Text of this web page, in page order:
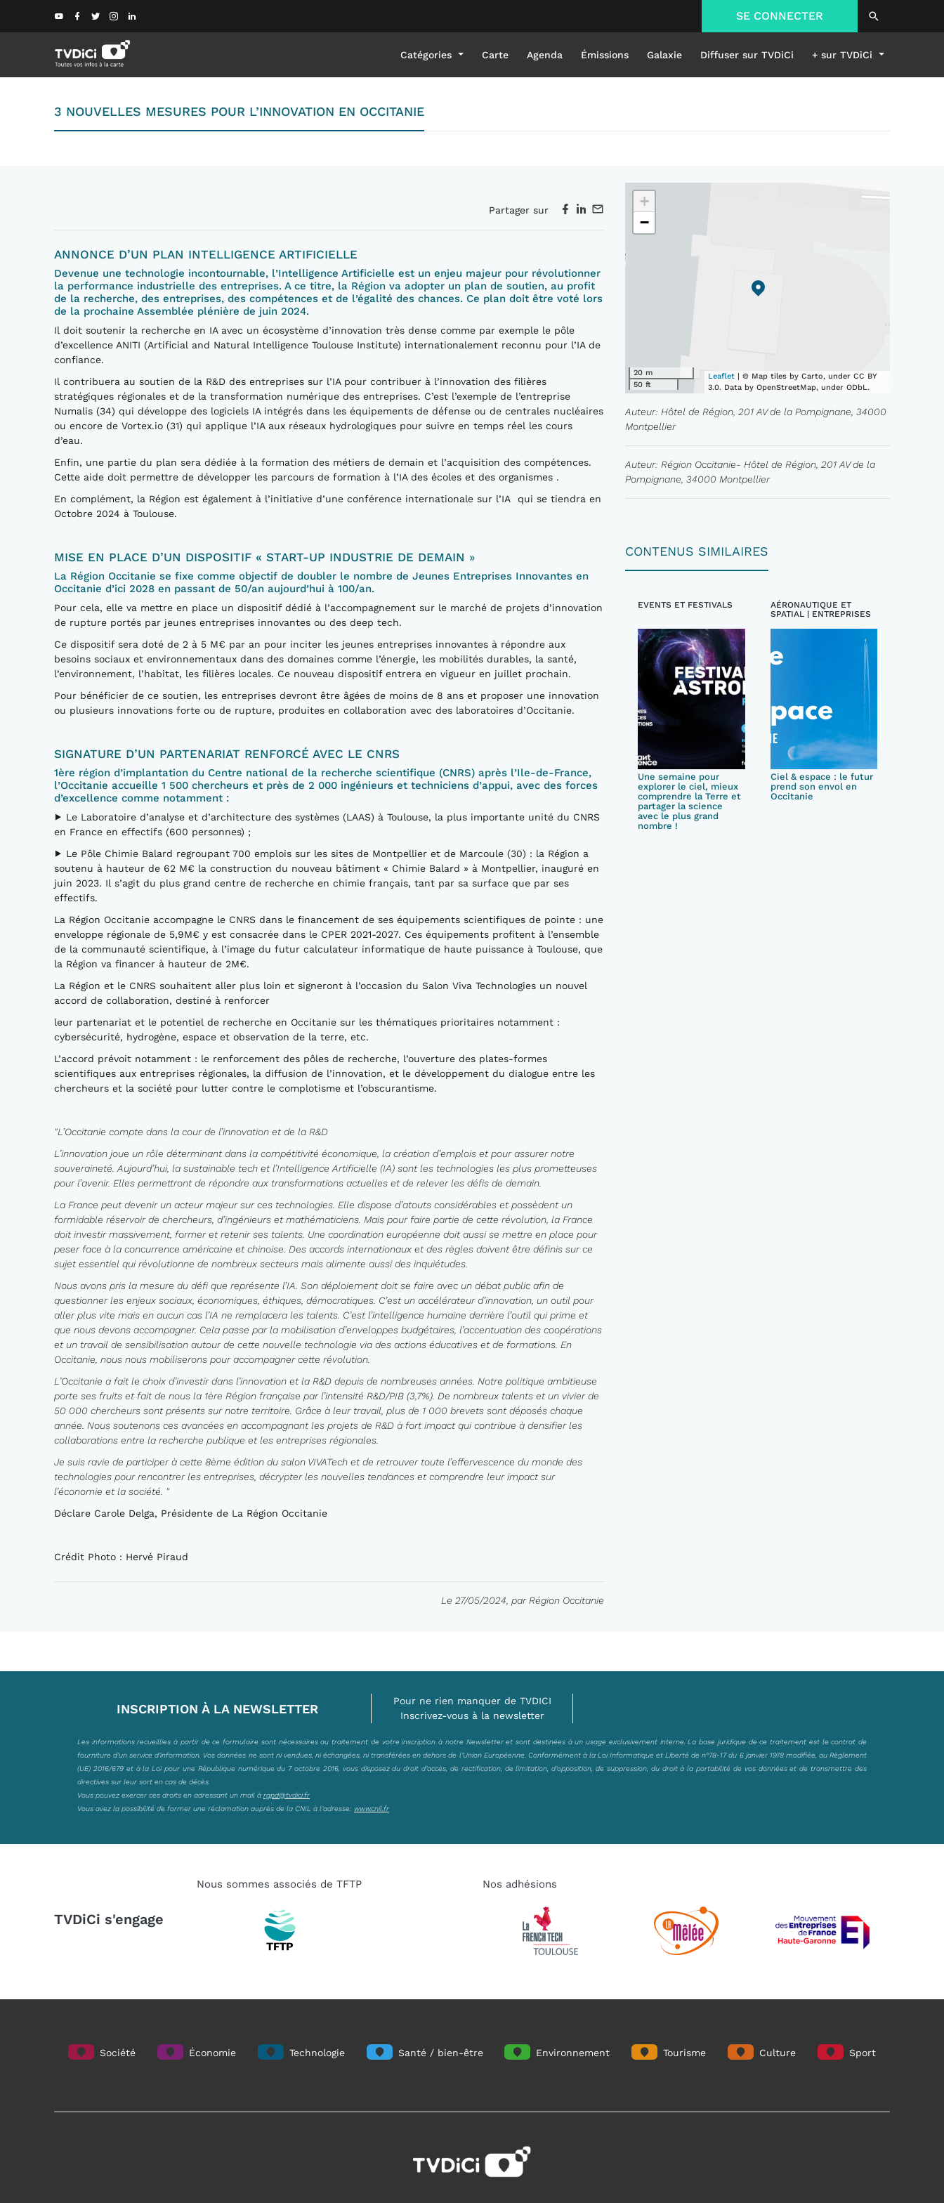
SE CONNECTER
Catégories Carte Agenda Émissions Galaxie Diffuser sur TVDiCi + sur TVDiCi
3 NOUVELLES MESURES POUR L’INNOVATION EN OCCITANIE
Partager sur
ANNONCE D’UN PLAN INTELLIGENCE ARTIFICIELLE
Devenue une technologie incontournable, l’Intelligence Artificielle est un enjeu majeur pour révolutionner
la performance industrielle des entreprises. A ce titre, la Région va adopter un plan de soutien, au profit
de la recherche, des entreprises, des compétences et de l’égalité des chances. Ce plan doit être voté lors
de la prochaine Assemblée plénière de juin 2024.
Il doit soutenir la recherche en IA avec un écosystème d’innovation très dense comme par exemple le pôle
d’excellence ANITI (Artificial and Natural Intelligence Toulouse Institute) internationalement reconnu pour l’IA de
confiance.
Il contribuera au soutien de la R&D des entreprises sur l’IA pour contribuer à l’innovation des filières
stratégiques régionales et de la transformation numérique des entreprises. C’est l’exemple de l’entreprise
Numalis (34) qui développe des logiciels IA intégrés dans les équipements de défense ou de centrales nucléaires
ou encore de Vortex.io (31) qui applique l’IA aux réseaux hydrologiques pour suivre en temps réel les cours
d’eau.
Enfin, une partie du plan sera dédiée à la formation des métiers de demain et l’acquisition des compétences.
Cette aide doit permettre de développer les parcours de formation à l’IA des écoles et des organismes .
En complément, la Région est également à l’initiative d’une conférence internationale sur l’IA qui se tiendra en
Octobre 2024 à Toulouse.
MISE EN PLACE D’UN DISPOSITIF « START-UP INDUSTRIE DE DEMAIN »
La Région Occitanie se fixe comme objectif de doubler le nombre de Jeunes Entreprises Innovantes en
Occitanie d’ici 2028 en passant de 50/an aujourd’hui à 100/an.
Pour cela, elle va mettre en place un dispositif dédié à l’accompagnement sur le marché de projets d’innovation
de rupture portés par jeunes entreprises innovantes ou des deep tech.
Ce dispositif sera doté de 2 à 5 M€ par an pour inciter les jeunes entreprises innovantes à répondre aux
besoins sociaux et environnementaux dans des domaines comme l’énergie, les mobilités durables, la santé,
l’environnement, l’habitat, les filières locales. Ce nouveau dispositif entrera en vigueur en juillet prochain.
Pour bénéficier de ce soutien, les entreprises devront être âgées de moins de 8 ans et proposer une innovation
ou plusieurs innovations forte ou de rupture, produites en collaboration avec des laboratoires d’Occitanie.
SIGNATURE D’UN PARTENARIAT RENFORCÉ AVEC LE CNRS
1ère région d’implantation du Centre national de la recherche scientifique (CNRS) après l’Ile-de-France,
l’Occitanie accueille 1 500 chercheurs et près de 2 000 ingénieurs et techniciens d’appui, avec des forces
d’excellence comme notamment :
⯈ Le Laboratoire d’analyse et d’architecture des systèmes (LAAS) à Toulouse, la plus importante unité du CNRS
en France en effectifs (600 personnes) ;
⯈ Le Pôle Chimie Balard regroupant 700 emplois sur les sites de Montpellier et de Marcoule (30) : la Région a
soutenu à hauteur de 62 M€ la construction du nouveau bâtiment « Chimie Balard » à Montpellier, inauguré en
juin 2023. Il s’agit du plus grand centre de recherche en chimie français, tant par sa surface que par ses
effectifs.
La Région Occitanie accompagne le CNRS dans le financement de ses équipements scientifiques de pointe : une
enveloppe régionale de 5,9M€ y est consacrée dans le CPER 2021-2027. Ces équipements profitent à l’ensemble
de la communauté scientifique, à l’image du futur calculateur informatique de haute puissance à Toulouse, que
la Région va financer à hauteur de 2M€.
La Région et le CNRS souhaitent aller plus loin et signeront à l’occasion du Salon Viva Technologies un nouvel
accord de collaboration, destiné à renforcer
leur partenariat et le potentiel de recherche en Occitanie sur les thématiques prioritaires notamment :
cybersécurité, hydrogène, espace et observation de la terre, etc.
L’accord prévoit notamment : le renforcement des pôles de recherche, l’ouverture des plates-formes
scientifiques aux entreprises régionales, la diffusion de l’innovation, et le développement du dialogue entre les
chercheurs et la société pour lutter contre le complotisme et l’obscurantisme.
"L’Occitanie compte dans la cour de l’innovation et de la R&D
L’innovation joue un rôle déterminant dans la compétitivité économique, la création d’emplois et pour assurer notre
souveraineté. Aujourd’hui, la sustainable tech et l’Intelligence Artificielle (IA) sont les technologies les plus prometteuses
pour l’avenir. Elles permettront de répondre aux transformations actuelles et de relever les défis de demain.
La France peut devenir un acteur majeur sur ces technologies. Elle dispose d’atouts considérables et possèdent un
formidable réservoir de chercheurs, d’ingénieurs et mathématiciens. Mais pour faire partie de cette révolution, la France
doit investir massivement, former et retenir ses talents. Une coordination européenne doit aussi se mettre en place pour
peser face à la concurrence américaine et chinoise. Des accords internationaux et des règles doivent être définis sur ce
sujet essentiel qui révolutionne de nombreux secteurs mais alimente aussi des inquiétudes.
Nous avons pris la mesure du défi que représente l’IA. Son déploiement doit se faire avec un débat public afin de
questionner les enjeux sociaux, économiques, éthiques, démocratiques. C’est un accélérateur d’innovation, un outil pour
aller plus vite mais en aucun cas l’IA ne remplacera les talents. C’est l’intelligence humaine derrière l’outil qui prime et
que nous devons accompagner. Cela passe par la mobilisation d’enveloppes budgétaires, l’accentuation des coopérations
et un travail de sensibilisation autour de cette nouvelle technologie via des actions éducatives et de formations. En
Occitanie, nous nous mobiliserons pour accompagner cette révolution.
L’Occitanie a fait le choix d’investir dans l’innovation et la R&D depuis de nombreuses années. Notre politique ambitieuse
porte ses fruits et fait de nous la 1ère Région française par l’intensité R&D/PIB (3,7%). De nombreux talents et un vivier de
50 000 chercheurs sont présents sur notre territoire. Grâce à leur travail, plus de 1 000 brevets sont déposés chaque
année. Nous soutenons ces avancées en accompagnant les projets de R&D à fort impact qui contribue à densifier les
collaborations entre la recherche publique et les entreprises régionales.
Je suis ravie de participer à cette 8ème édition du salon VIVATech et de retrouver toute l’effervescence du monde des
technologies pour rencontrer les entreprises, décrypter les nouvelles tendances et comprendre leur impact sur
l’économie et la société. "
Déclare Carole Delga, Présidente de La Région Occitanie
Crédit Photo : Hervé Piraud
Le 27/05/2024, par Région Occitanie
+
−
20 m
50 ft
Leaflet | © Map tiles by Carto, under CC BY
3.0. Data by OpenStreetMap, under ODbL.
Auteur: Hôtel de Région, 201 AV de la Pompignane, 34000
Montpellier
Auteur: Région Occitanie- Hôtel de Région, 201 AV de la
Pompignane, 34000 Montpellier
CONTENUS SIMILAIRES
EVENTS ET FESTIVALS
Une semaine pour
explorer le ciel, mieux
comprendre la Terre et
partager la science
avec le plus grand
nombre !
AÉRONAUTIQUE ET
SPATIAL | ENTREPRISES
Ciel & espace : le futur
prend son envol en
Occitanie
INSCRIPTION À LA NEWSLETTER
Pour ne rien manquer de TVDICI
Inscrivez-vous à la newsletter
Les informations recueillies à partir de ce formulaire sont nécessaires au traitement de votre inscription à notre Newsletter et sont destinées à un usage exclusivement interne. La base juridique de ce traitement est le contrat de
fourniture d’un service d’information. Vos données ne sont ni vendues, ni échangées, ni transférées en dehors de l’Union Européenne. Conformément à la Loi Informatique et Liberté de n°78-17 du 6 janvier 1978 modifiée, au Règlement
(UE) 2016/679 et à la Loi pour une République numérique du 7 octobre 2016, vous disposez du droit d’accès, de rectification, de limitation, d’opposition, de suppression, du droit à la portabilité de vos données et de transmettre des
directives sur leur sort en cas de décès.
Vous pouvez exercer ces droits en adressant un mail à rgpd@tvdici.fr
Vous avez la possibilité de former une réclamation auprès de la CNIL à l’adresse: www.cnil.fr
TVDiCi s'engage
Nous sommes associés de TFTP Nos adhésions
Société Économie Technologie Santé / bien-être Environnement Tourisme Culture Sport